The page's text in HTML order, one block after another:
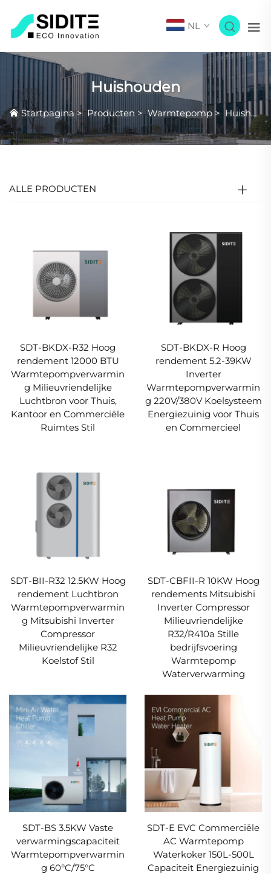
NL
Huishouden
Startpagina>Producten>Warmtepomp > Huishouden
ALLE PRODUCTEN
SDT-BKDX-R32 Hoog
rendement 12000 BTU
Warmtepompverwarmin
g Milieuvriendelijke
Luchtbron voor Thuis,
Kantoor en Commerciële
Ruimtes Stil
SDT-BKDX-R Hoog
rendement 5.2-39KW
Inverter
Warmtepompverwarmin
g 220V/380V Koelsysteem
Energiezuinig voor Thuis
en Commercieel
SDT-BII-R32 12.5KW Hoog
rendement Luchtbron
Warmtepompverwarmin
g Mitsubishi Inverter
Compressor
Milieuvriendelijke R32
Koelstof Stil
SDT-CBFII-R 10KW Hoog
rendements Mitsubishi
Inverter Compressor
Milieuvriendelijke
R32/R410a Stille
bedrijfsvoering
Warmtepomp
Waterverwarming
SDT-BS 3.5KW Vaste
verwarmingscapaciteit
Warmtepompverwarmin
g 60°C/75°C
SDT-E EVC Commerciële
AC Warmtepomp
Waterkoker 150L-500L
Capaciteit Energiezuinig